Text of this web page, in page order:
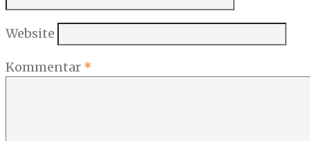
Website
Kommentar *